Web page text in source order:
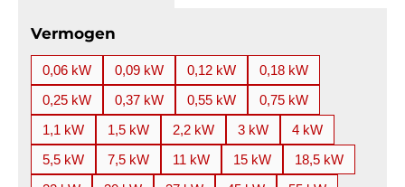
Vermogen
0,06 kW 0,09 kW 0,12 kW
0,18 kW
0,25 kW
0,37 kW 0,55 kW
0,75 kW
1,1 kW
1,5 kW 2,2 kW 3 kW
4 kW
5,5 kW
7,5 kW 11 kW 15 kW
18,5 kW